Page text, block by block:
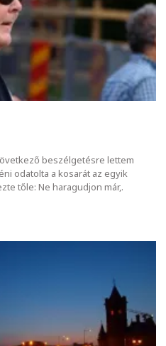
beszélgetésre lettem
odatolta a kosarát az egyik
tőle: Ne haragudjon már,.